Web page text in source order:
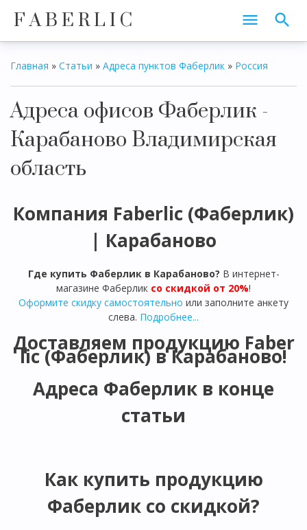
F A B E R L I C
Главная » Статьи » Адреса пунктов Фаберлик » Россия
Адреса офисов Фаберлик -
Карабаново Владимирская
область
Компания Faberlic (Фаберлик)
| Карабаново
Где купить Фаберлик в Карабаново? В интернет-
магазине Фаберлик со скидкой от 20%!
Оформите скидку самостоятельно или заполните анкету
слева. Подробнее...
Доставляем продукцию Faber
lic (Фаберлик) вКарабаново!
Адреса Фаберлик в конце
статьи
Как купить продукцию
Фаберлик со скидкой?